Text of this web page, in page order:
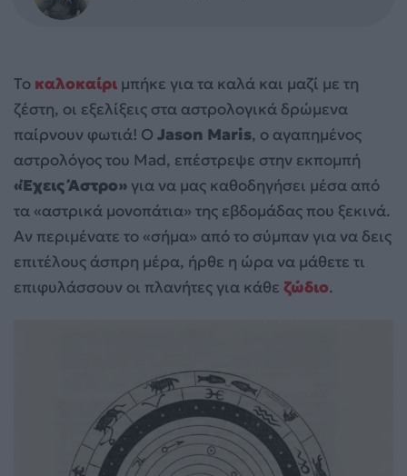
Το καλοκαίρι μπήκε για τα καλά και μαζί με τη
ζέστη, οι εξελίξεις στα αστρολογικά δρώμενα
παίρνουν φωτιά! Ο Jason Maris, ο αγαπημένος
αστρολόγος του Mad, επέστρεψε στην εκπομπή
«Έχεις Άστρο» για να μας καθοδηγήσει μέσα από
τα «αστρικά μονοπάτια» της εβδομάδας που ξεκινά.
Αν περιμένατε το «σήμα» από το σύμπαν για να δεις
επιτέλους άσπρη μέρα, ήρθε η ώρα να μάθετε τι
επιφυλάσσουν οι πλανήτες για κάθε ζώδιο.